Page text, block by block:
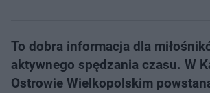
To dobra informacja dla
aktywnego spędzania czasu. W
Ostrowie Wielkopolskim